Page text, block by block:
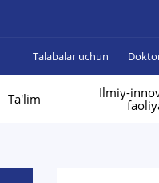
Talabalar uchun
Ta'lim
Ilmiy-